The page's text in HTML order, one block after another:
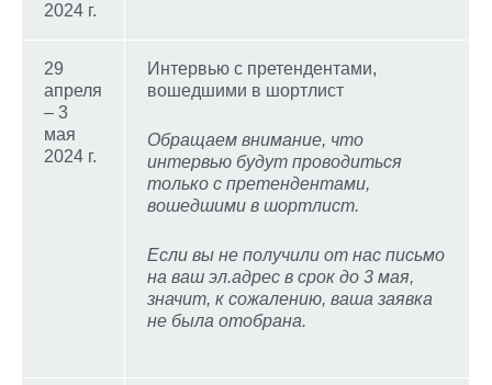
2024 г.
29
апреля
– 3
мая
2024 г.
Интервью с претендентами,
вошедшими в шортлист
Обращаем внимание, что
интервью будут проводиться
только с претендентами,
вошедшими в шортлист.
Если вы не получили от нас письмо
на ваш эл.адрес в срок до 3 мая,
значит, к сожалению, ваша заявка
не была отобрана.